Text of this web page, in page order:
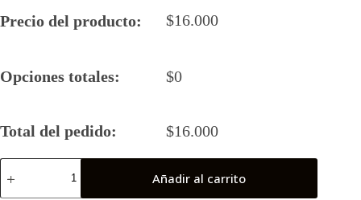
Precio del producto: $16.000
Opciones totales: $0
Total del pedido: $16.000
Camiseta
Rugby
Añadir al carrito